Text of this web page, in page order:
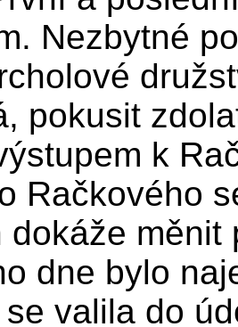
Nezbytné
pokusit
k
Račkového
dokáže
dne bylo
valila do